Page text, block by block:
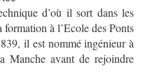
d’où il sort dans les
formation à l’Ecole des Ponts
il est nommé ingénieur à
Manche avant de rejoindre